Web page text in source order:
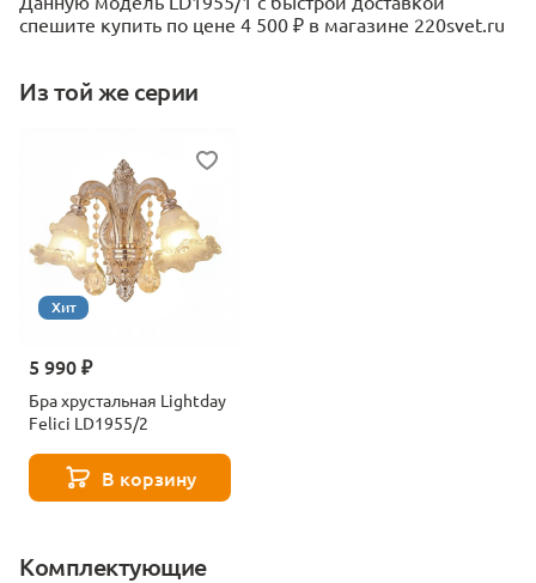
спешите купить по цене 4 500 ₽ в магазине 220svet.ru
Из той же серии
Хит
5 990 ₽
Бра хрустальная Lightday
Felici LD1955/2
В корзину
Комплектующие